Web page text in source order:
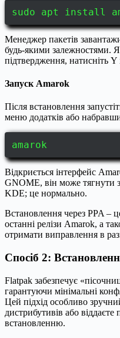
sudo apt install
Менеджер пакетів
будь-якими залежностями.
підтвердження, натисніть
Запуск Amarok
Після встановлення
меню додатків або
amarok
Відкриється інтерфейс
GNOME, він може тягнути
KDE; це нормально.
Встановлення через PPA –
останні релізи Amarok, а
отримати виправлення в
Спосіб 2:
Flatpak забезпечує
гарантуючи мінімальні
Цей підхід особливо
дистрибутивів або
встановленню.